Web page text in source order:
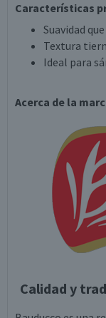
Características
Suavidad
Textura
Ideal para
Acerca de la
Calidad y